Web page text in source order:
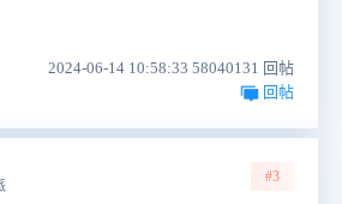
2024-06-14 10:58:33 58040131 回帖
回帖
#3